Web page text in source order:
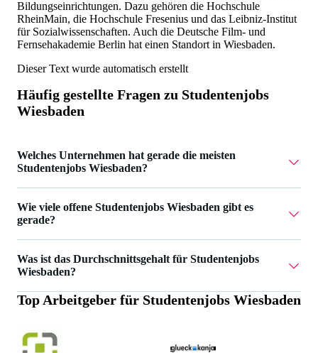
Bildungseinrichtungen. Dazu gehören die Hochschule
RheinMain, die Hochschule Fresenius und das Leibniz-Institut
für Sozialwissenschaften. Auch die Deutsche Film- und
Fernsehakademie Berlin hat einen Standort in Wiesbaden.
Dieser Text wurde automatisch erstellt
Häufig gestellte Fragen zu Studentenjobs
Wiesbaden
Welches Unternehmen hat gerade die meisten
Studentenjobs Wiesbaden?
Wie viele offene Studentenjobs Wiesbaden gibt es
gerade?
Was ist das Durchschnittsgehalt für Studentenjobs
Wiesbaden?
Das Durchschnittsgehalt für Studentenjobs Wiesbaden ist
Top Arbeitgeber für Studentenjobs Wiesbaden